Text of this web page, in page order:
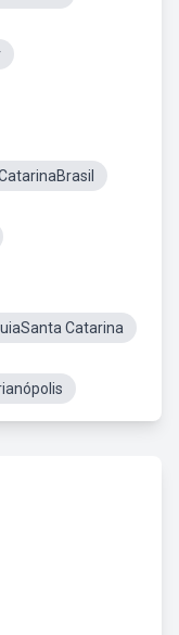
Catarina